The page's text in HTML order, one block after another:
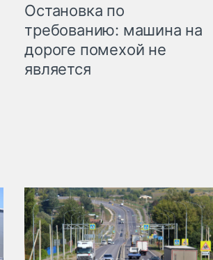
Остановка по
требованию: машина на
дороге помехой не
является